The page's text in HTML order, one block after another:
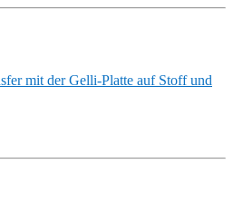
mit der Gelli-Platte auf Stoff und